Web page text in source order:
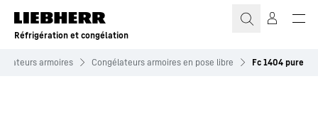
Réfrigération et congélation
armoires Congélateurs armoires en pose libre Fc 1404 pure